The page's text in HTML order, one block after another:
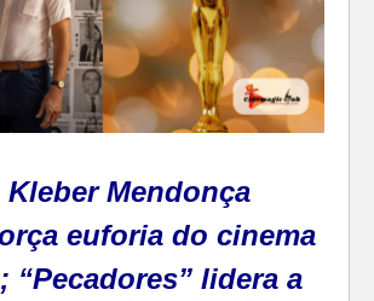
Mendonça
euforia do cinema
“Pecadores” lidera a